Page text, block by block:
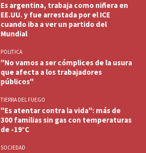
Es argentina, trabaja como niñera en
EE.UU. y fue arrestada por el ICE
cuando iba a ver un partido del
Mundial
POLITICA
"No vamos a ser cómplices de la usura
que afecta a los trabajadores
públicos"
TIERRA DEL FUEGO
"Es atentar contra la vida": más de
300 familias sin gas con temperaturas
de -19°C
SOCIEDAD